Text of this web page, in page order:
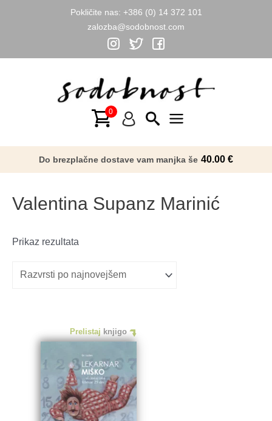
Pokličite nas: +386 (0) 14 372 101
zalozba@sodobnost.com
Menu
Do brezplačne dostave vam manjka še 40.00 €
Valentina Supanz Marinić
Prikaz rezultata
Prelistaj knjigo